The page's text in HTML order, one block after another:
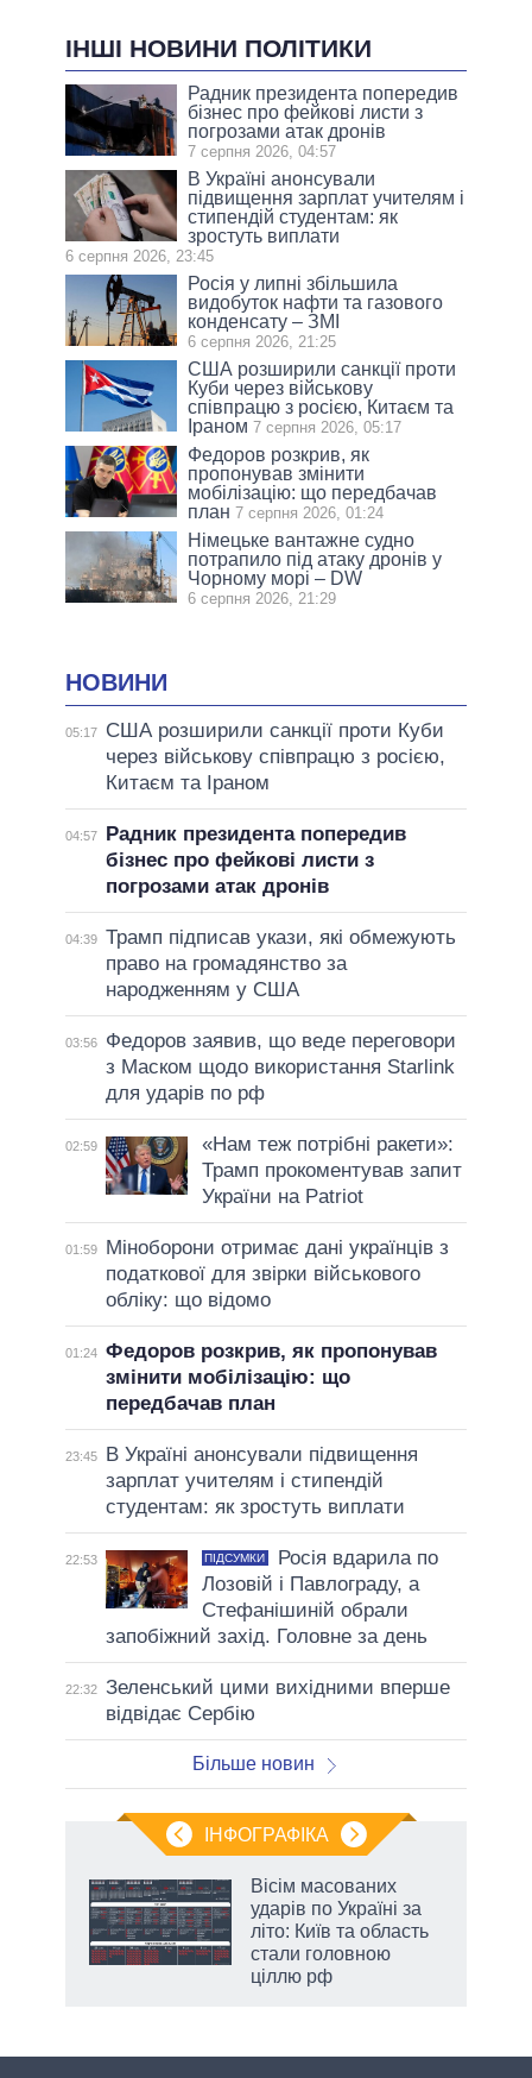
ІНШІ НОВИНИ ПОЛІТИКИ
Радник президента попередив
бізнес про фейкові листи з
погрозами атак дронів
7 серпня 2026, 04:57
В Україні анонсували
підвищення зарплат учителям і
стипендій студентам: як
зростуть виплати
6 серпня 2026, 23:45
Росія у липні збільшила
видобуток нафти та газового
конденсату – ЗМІ
6 серпня 2026, 21:25
США розширили санкції проти
Куби через військову
співпрацю з росією, Китаєм та
Іраном 7 серпня 2026, 05:17
Федоров розкрив, як
пропонував змінити
мобілізацію: що передбачав
план 7 серпня 2026, 01:24
Німецьке вантажне судно
потрапило під атаку дронів у
Чорному морі – DW
6 серпня 2026, 21:29
НОВИНИ
05:17
США розширили санкції проти Куби
через військову співпрацю з росією,
Китаєм та Іраном
04:57
Радник президента попередив
бізнес про фейкові листи з
погрозами атак дронів
04:39 Трамп підписав укази, які обмежують
право на громадянство за
народженням у США
03:56
Федоров заявив, що веде переговори
з Маском щодо використання Starlink
для ударів по рф
02:59
«Нам теж потрібні ракети»:
Трамп прокоментував запит
України на Patriot
01:59
Міноборони отримає дані українців з
податкової для звірки військового
обліку: що відомо
01:24 Федоров розкрив, як пропонував
змінити мобілізацію: що
передбачав план
23:45
В Україні анонсували підвищення
зарплат учителям і стипендій
студентам: як зростуть виплати
22:53 ПІДСУМКИ
Росія вдарила по
Лозовій і Павлограду, а
Стефанішиній обрали
запобіжний захід. Головне за день
22:32 Зеленський цими вихідними вперше
відвідає Сербію
Більше новин
ІНФОГРАФІКА
Вісім масованих
ударів по Україні за
літо: Київ та область
стали головною
ціллю рф